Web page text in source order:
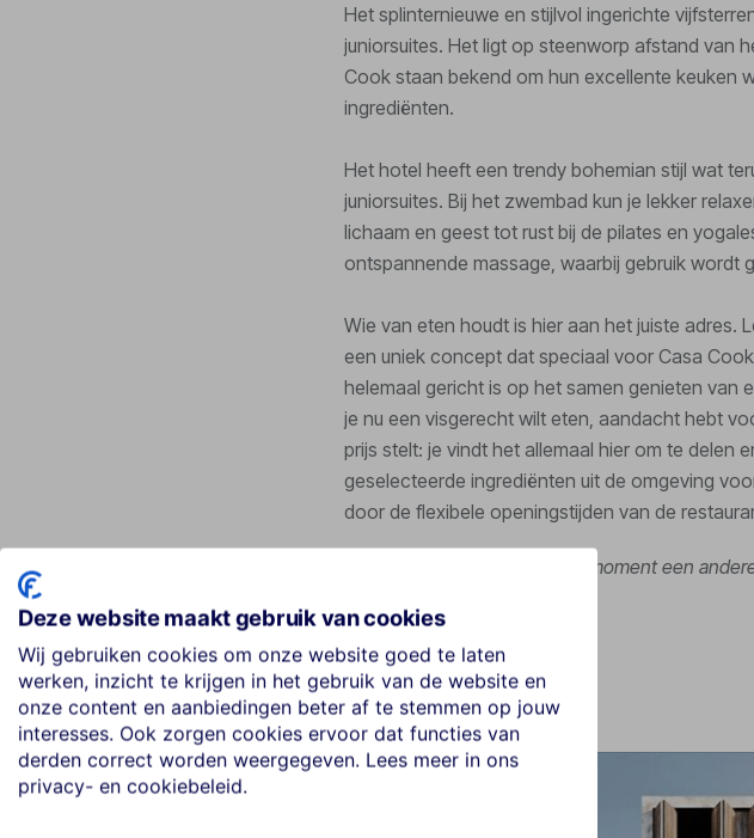
Het splinternieuwe en stijlvol ingerichte
juniorsuites. Het ligt op steenworp afstand van
Cook staan bekend om hun excellente keuken
ingrediënten.
Het hotel heeft een trendy bohemian stijl wat
juniorsuites. Bij het zwembad kun je lekker
lichaam en geest tot rust bij de pilates en
ontspannende massage, waarbij gebruik wordt
Wie van eten houdt is hier aan het juiste adres.
een uniek concept dat speciaal voor Casa
helemaal gericht is op het samen genieten van
je nu een visgerecht wilt eten, aandacht hebt
prijs stelt: je vindt het allemaal hier om te delen
geselecteerde ingrediënten uit de omgeving
door de flexibele openingstijden van de
(Casa Cook Ibiza heeft op dit moment een
Deze website maakt gebruik van cookies
Wij gebruiken cookies om onze website goed te laten
werken, inzicht te krijgen in het gebruik van de website en
onze content en aanbiedingen beter af te stemmen op jouw
interesses. Ook zorgen cookies ervoor dat functies van
derden correct worden weergegeven. Lees meer in ons
privacy- en cookiebeleid.